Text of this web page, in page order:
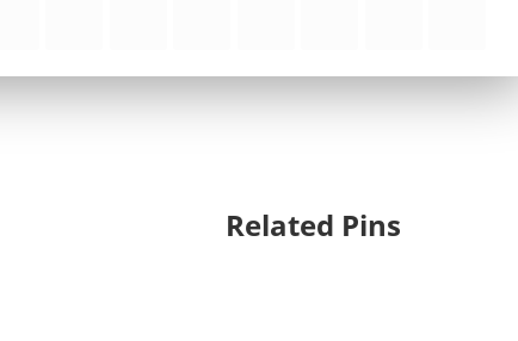
Related Pins